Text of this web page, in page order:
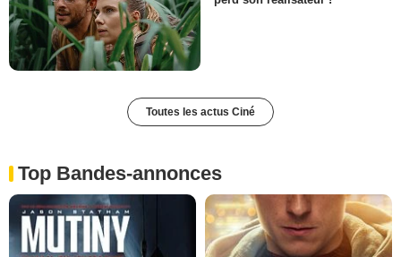
Toutes les actus Ciné
Top Bandes-annonces